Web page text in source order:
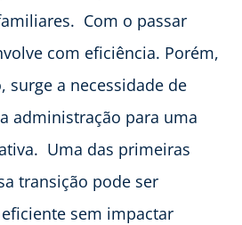
Com o passar
com eficiência. Porém,
surge a necessidade de
administração para uma
Uma das primeiras
transição pode ser
sem impactar